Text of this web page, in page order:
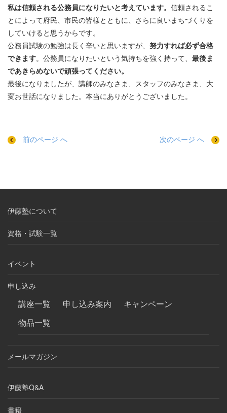
私は信頼される公務員になりたいと考えています。 信頼されるこ
とによって府民、市民の皆様とともに、さらに良いまちづくりを
していけると思うからです。
公務員試験の勉強は長く辛いと思いますが、 努力すれば必ず合格
できます。公務員になりたいという気持ちを強く持って、 最後ま
であきらめないで頑張ってください。
最後になりましたが、講師のみなさま、スタッフのみなさま、大
変お世話になりました。本当にありがとうございました。
前のページ へ 次のページ へ
伊藤塾について
資格・試験一覧
イベント
申し込み
講座一覧 申し込み案内
キャンペーン
物品一覧
メールマガジン
伊藤塾Q&A
書籍